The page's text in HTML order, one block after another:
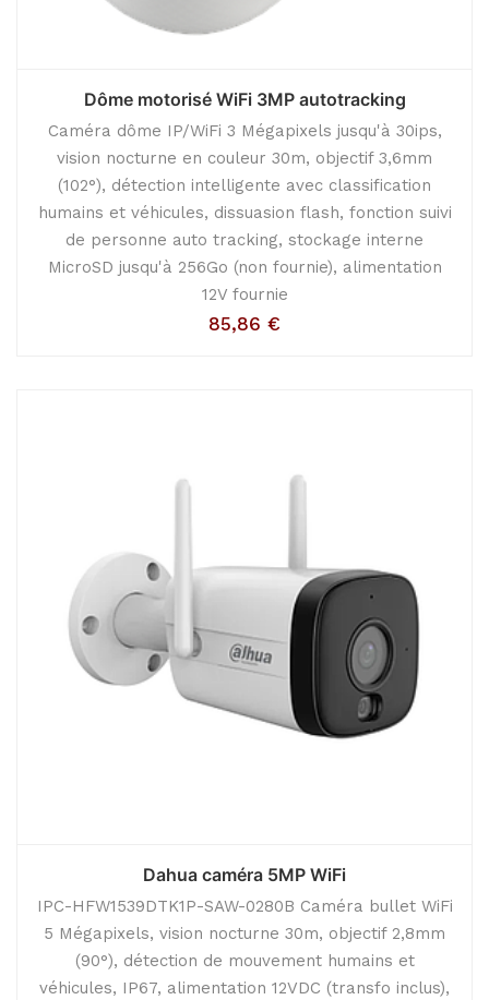
Dôme motorisé WiFi 3MP autotracking
Caméra dôme IP/WiFi 3 Mégapixels jusqu'à 30ips,
vision nocturne en couleur 30m, objectif 3,6mm
(102°), détection intelligente avec classification
humains et véhicules, dissuasion flash, fonction suivi
de personne auto tracking, stockage interne
MicroSD jusqu'à 256Go (non fournie), alimentation
12V fournie
85,86 €
Dahua caméra 5MP WiFi
IPC-HFW1539DTK1P-SAW-0280B Caméra bullet WiFi
5 Mégapixels, vision nocturne 30m, objectif 2,8mm
(90°), détection de mouvement humains et
véhicules, IP67, alimentation 12VDC (transfo inclus),